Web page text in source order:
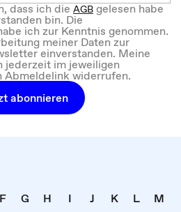
dass ich dieAGBgelesen habe
bin. Die
ich zur Kenntnis genommen.
meiner Daten zur
einverstanden. Meine
jederzeit im jeweiligen
Abmeldelink widerrufen.
abonnieren
F G H I J K L
M